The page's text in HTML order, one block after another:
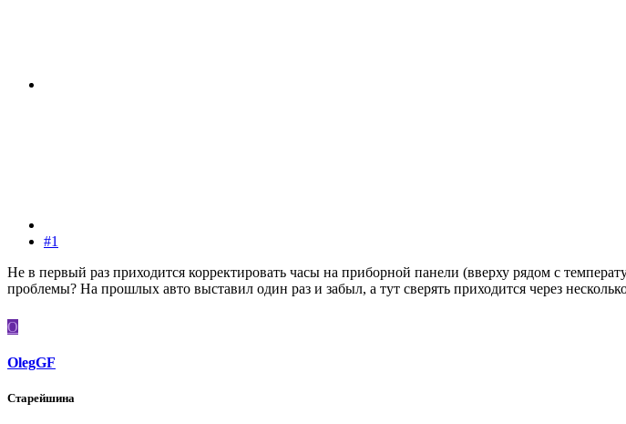
#1
Не в первый раз приходится корректировать часы на приборной панели (вверху рядом с
проблемы? На прошлых авто выставил один раз и забыл, а тут сверять приходится через
O
OlegGF
Старейшина